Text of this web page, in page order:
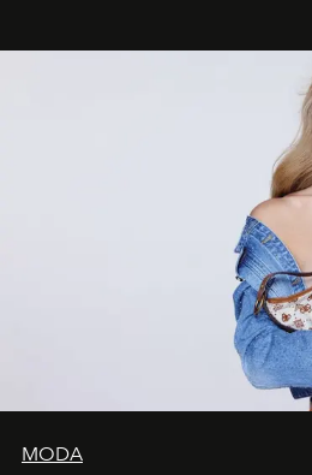
unsurlarından biri olarak öne
MODA